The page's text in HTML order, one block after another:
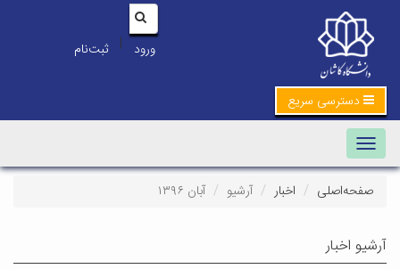
ورود | ثبت‌نام
دسترسی سریع
Toggle navigation
صفحه‌اصلی اخبار آرشیو آبان ۱۳۹۶
آرشیو اخبار